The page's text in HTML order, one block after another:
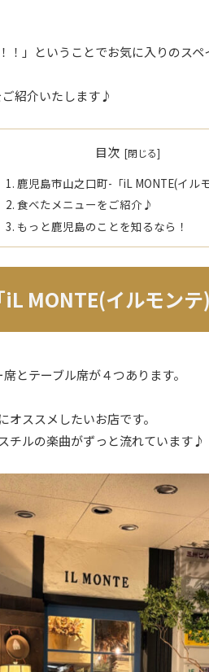
」ということでお気に入りのスペ
紹介いたします♪
目次
鹿児島市山之口町-「iL MONTE(イル
食べたメニューをご紹介♪
もっと鹿児島のことを知るなら！
MONTE(イルモンテ)
とテーブル席が４つあります。
ススメしたいお店です。
チルの楽曲がずっと流れています♪